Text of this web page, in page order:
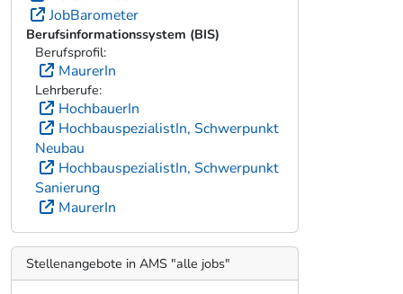
JobBarometer
Berufsinformationssystem (BIS)
Berufsprofil:
MaurerIn
Lehrberufe:
HochbauerIn
HochbauspezialistIn, Schwerpunkt
Neubau
HochbauspezialistIn, Schwerpunkt
Sanierung
MaurerIn
Stellenangebote in AMS "alle jobs"